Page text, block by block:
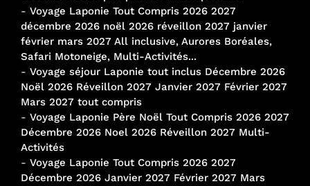
- Voyage Laponie Tout Compris 2026 2027
décembre 2026 noël 2026 réveillon 2027 janvier
février mars 2027 All inclusive, Aurores Boréales,
Safari Motoneige, Multi-Activités...
- Voyage séjour Laponie tout inclus Décembre 2026
Noël 2026 Réveillon 2027 Janvier 2027 Février 2027
Mars 2027 tout compris
- Voyage Laponie Père Noël Tout Compris 2026 2027
Décembre 2026 Noel 2026 Réveillon 2027 Multi-
Activités
- Voyage Laponie Tout Compris 2026 2027
Décembre 2026 Janvier 2027 Février 2027 Mars